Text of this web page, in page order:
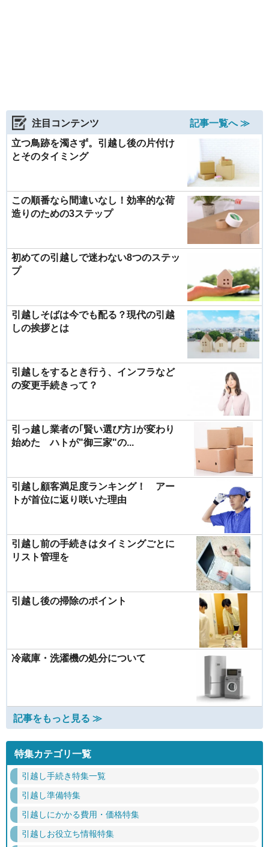
注目コンテンツ
記事一覧へ ≫
立つ鳥跡を濁さず。引越し後の片付け
とそのタイミング
この順番なら間違いなし！効率的な荷
造りのための3ステップ
初めての引越しで迷わない8つのステッ
プ
引越しそばは今でも配る？現代の引越
しの挨拶とは
引越しをするとき行う、インフラなど
の変更手続きって？
引っ越し業者の｢賢い選び方｣が変わり
始めた ハトが"御三家"の...
引越し顧客満足度ランキング！ アー
トが首位に返り咲いた理由
引越し前の手続きはタイミングごとに
リスト管理を
引越し後の掃除のポイント
冷蔵庫・洗濯機の処分について
記事をもっと見る ≫
特集カテゴリ一覧
引越し手続き特集一覧
引越し準備特集
引越しにかかる費用・価格特集
引越しお役立ち情報特集